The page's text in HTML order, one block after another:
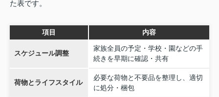
た表です。
項目 内容
スケジュール調整
家族全員の予定・学校・園などの手
続きを早期に確認・共有
荷物とライフスタイル
必要な荷物と不要品を整理し、適切
に処分・梱包